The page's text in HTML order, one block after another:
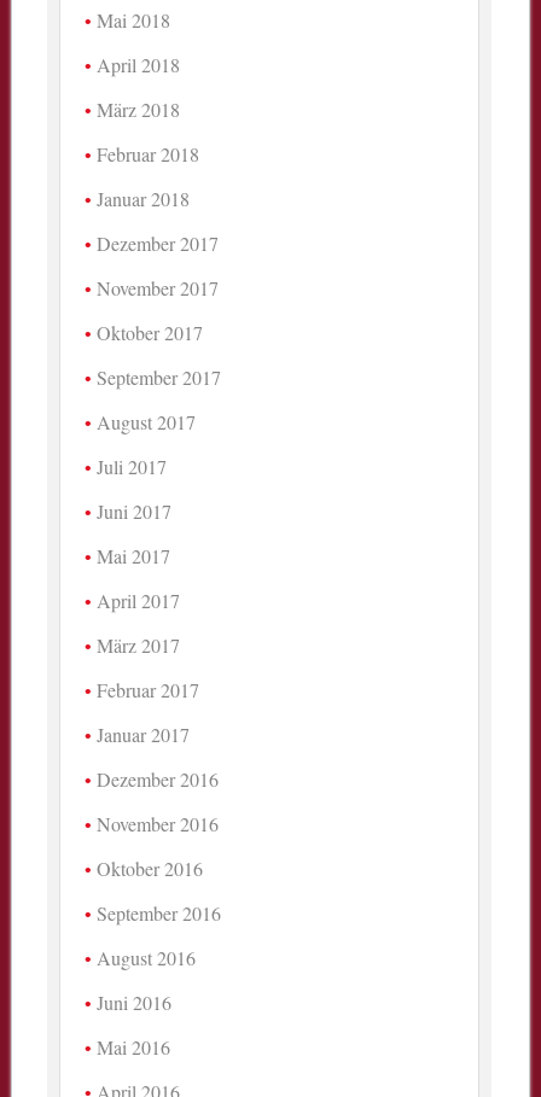
Mai 2018
April 2018
März 2018
Februar 2018
Januar 2018
Dezember 2017
November 2017
Oktober 2017
September 2017
August 2017
Juli 2017
Juni 2017
Mai 2017
April 2017
März 2017
Februar 2017
Januar 2017
Dezember 2016
November 2016
Oktober 2016
September 2016
August 2016
Juni 2016
Mai 2016
April 2016